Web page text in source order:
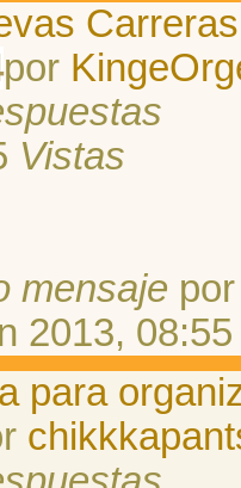
por
Vistas
mensaje
2013, 08:55
para